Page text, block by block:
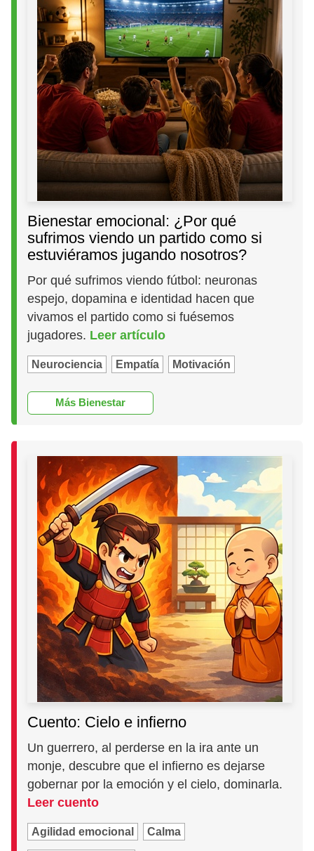
Bienestar emocional: ¿Por qué
sufrimos viendo un partido como si
estuviéramos jugando nosotros?
Por qué sufrimos viendo fútbol: neuronas
espejo, dopamina e identidad hacen que
vivamos el partido como si fuésemos
jugadores. Leer artículo
Neurociencia Empatía Motivación
Más Bienestar
Cuento: Cielo e infierno
Un guerrero, al perderse en la ira ante un
monje, descubre que el infierno es dejarse
gobernar por la emoción y el cielo, dominarla.
Leer cuento
Agilidad emocional Calma